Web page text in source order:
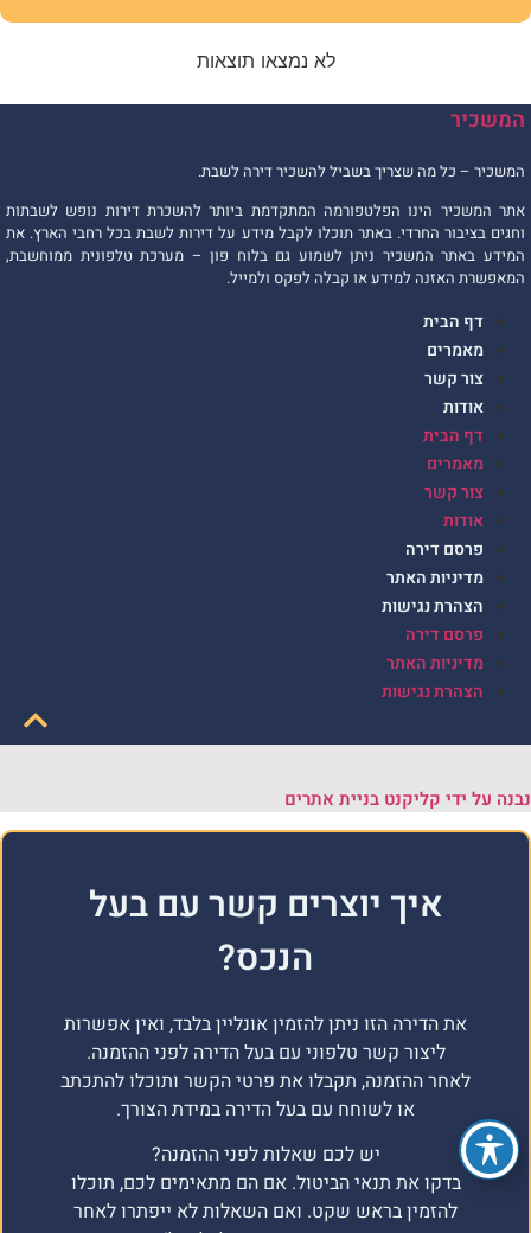
לא נמצאו תוצאות
המשכיר
המשכיר – כל מה שצריך בשביל להשכיר דירה לשבת.
אתר המשכיר הינו הפלטפורמה המתקדמת ביותר להשכרת דירות נופש לשבתות
וחגים בציבור החרדי. באתר תוכלו לקבל מידע על דירות לשבת בכל רחבי הארץ. את
המידע באתר המשכיר ניתן לשמוע גם בלוח פון – מערכת טלפונית ממוחשבת,
המאפשרת האזנה למידע או קבלה לפקס ולמייל.
דף הבית
מאמרים
צור קשר
אודות
דף הבית
מאמרים
צור קשר
אודות
פרסם דירה
מדיניות האתר
הצהרת נגישות
פרסם דירה
מדיניות האתר
הצהרת נגישות
נבנה על ידי קליקנט בניית אתרים
איך יוצרים קשר עם בעל
הנכס?
את הדירה הזו ניתן להזמין אונליין בלבד, ואין אפשרות
ליצור קשר טלפוני עם בעל הדירה לפני ההזמנה.
לאחר ההזמנה, תקבלו את פרטי הקשר ותוכלו להתכתב
או לשוחח עם בעל הדירה במידת הצורך.
יש לכם שאלות לפני ההזמנה?
בדקו את תנאי הביטול. אם הם מתאימים לכם, תוכלו
להזמין בראש שקט. ואם השאלות לא ייפתרו לאחר